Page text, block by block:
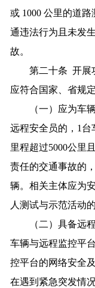
或 1000 公里的道
通违法行为且未发
故。
第二十条 开展功
应符合国家、省规
（一）应为车辆
远程安全员的，1台
里程超过5000公里
责任的交通事故的
辆。相关主体应为
人测试与示范活动
（二）具备远程
车辆与远程监控平
控平台的网络安全
在遇到紧急突发情